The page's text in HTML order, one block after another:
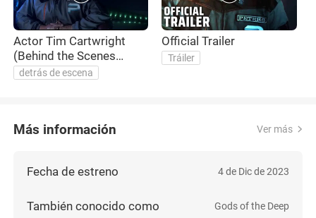
Actor Tim Cartwright
(Behind the Scenes
Interview)
detrás de escena
Official Trailer
Tráiler
Más información Ver más
Fecha de estreno 4 de Dic de 2023
También conocido como Gods of the Deep